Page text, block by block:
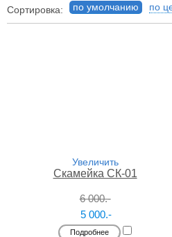
Сортировка: по умолчанию по
Увеличить
Скамейка СК-01
6 000.-
5 000.-
Подробнее